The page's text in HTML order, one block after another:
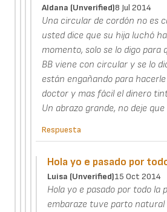
Aldana (unverified)8 Jul 2014
Una circular de cordón no es
usted dice que su hija luchó
momento, solo se lo digo para
BB viene con circular y se lo
están engañando para
doctor y mas fácil el dinero
Un abrazo grande, no deje
Respuesta
Hola yo e pasado por
Luisa (unverified)15 Oct 2014
Hola yo e pasado por todo la
embaraze tuve parto